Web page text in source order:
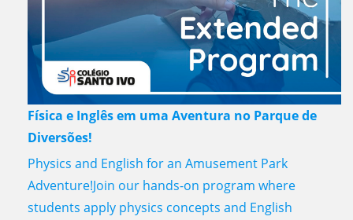
Física e Inglês em uma Aventura no Parque de
Diversões!
Physics and English for an Amusement Park
Adventure!Join our hands-on program where
students apply physics concepts and English